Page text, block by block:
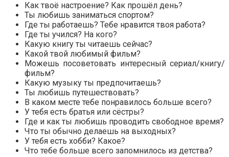
Как твоё настроение? Как прошёл день?
Ты любишь заниматься спортом?
Где ты работаешь? Тебе нравится твоя работа?
Где ты учился? На кого?
Какую книгу ты читаешь сейчас?
Какой твой любимый фильм?
Можешь посоветовать интересный сериал/книгу/
фильм?
Какую музыку ты предпочитаешь?
Ты любишь путешествовать?
В каком месте тебе понравилось больше всего?
У тебя есть братья или сёстры?
Где и как ты любишь проводить свободное время?
Что ты обычно делаешь на выходных?
У тебя есть хобби? Какое?
Что тебе больше всего запомнилось из детства?